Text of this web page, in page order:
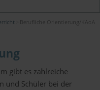
Berufliche Orientierung/KAoA
gibt es zahlreiche
und Schüler bei der